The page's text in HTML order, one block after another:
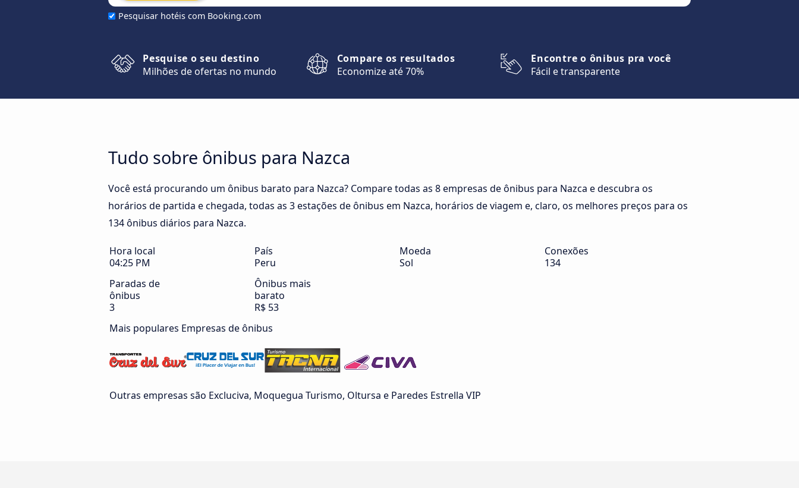
Pesquisar hotéis com Booking.com
Pesquise o seu destino
Milhões de ofertas no mundo
Compare os resultados
Economize até 70%
Encontre o ônibus pra você
Fácil e transparente
Tudo sobre ônibus para Nazca
Você está procurando um ônibus barato para Nazca? Compare todas as 8 empresas de ônibus para Nazca e descubra os
horários de partida e chegada, todas as 3 estações de ônibus em Nazca, horários de viagem e, claro, os melhores preços para os
134 ônibus diários para Nazca.
Hora local
04:25 PM
País
Peru
Moeda
Sol
Conexões
134
Paradas de
ônibus
3
Ônibus mais
barato
R$ 53
Mais populares Empresas de ônibus
Outras empresas são Excluciva, Moquegua Turismo, Oltursa e Paredes Estrella VIP